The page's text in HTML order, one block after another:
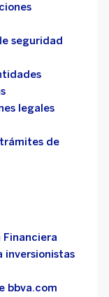
seguridad
legales
de
Financiera
inversionistas
bbva.com